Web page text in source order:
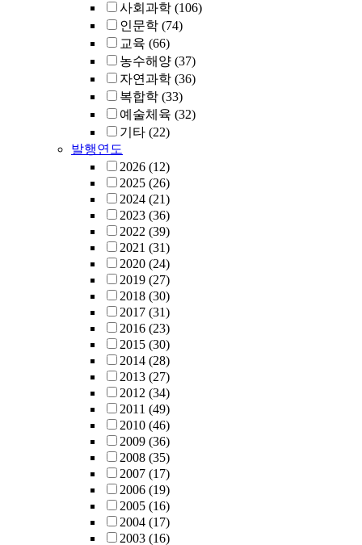
사회과학 (106)
인문학 (74)
교육 (66)
농수해양 (37)
자연과학 (36)
복합학 (33)
예술체육 (32)
기타 (22)
발행연도
2026 (12)
2025 (26)
2024 (21)
2023 (36)
2022 (39)
2021 (31)
2020 (24)
2019 (27)
2018 (30)
2017 (31)
2016 (23)
2015 (30)
2014 (28)
2013 (27)
2012 (34)
2011 (49)
2010 (46)
2009 (36)
2008 (35)
2007 (17)
2006 (19)
2005 (16)
2004 (17)
2003 (16)